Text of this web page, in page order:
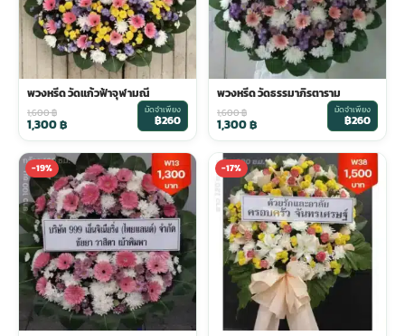
พวงหรีด วัดแก้วฟ้าจุฬามณี
1,600฿
1,300฿
มัดจำเพียง
฿260
พวงหรีด วัดธรรมาภิรตาราม
1,600฿
1,300฿
มัดจำเพียง
฿260
-19% -17%